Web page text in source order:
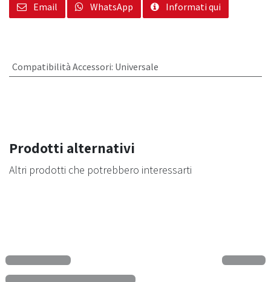
Email WhatsApp Informati qui
Compatibilità Accessori: Universale
Prodotti alternativi
Altri prodotti che potrebbero interessarti